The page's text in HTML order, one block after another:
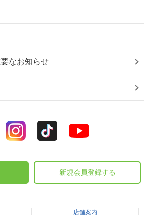
なお知らせ
新規会員登録する
店舗案内